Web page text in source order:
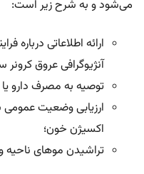
می‌شود و به شرح زیر است:
ارائه اطلاعاتی درباره
آنژیوگرافی عروق کرونر
توصیه به مصرف دارو یا
ارزیابی وضعیت
اکسیژن خون؛
تراشیدن موهای ناحیه